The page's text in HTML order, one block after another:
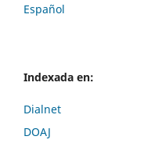
Español
Indexada en:
Dialnet
DOAJ